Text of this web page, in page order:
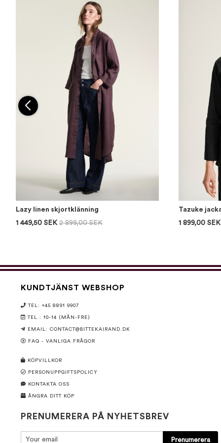
Lazy linen skjortklänning
1 449,50 SEK 2 899,00 SEK
Tazuke
1 899,00 SEK
KUNDTJÄNST WEBSHOP
TEL: +45 8891 9907
TEL.: 10-14 (MÅN-FRE)
EMAIL: CONTACT@BITTEKAIRAND.DK
FAQ - VANLIGA FRÅGOR
KÖPVILLKOR
PERSONUPPGIFTSPOLICY
KONTAKTA OSS
ÅNGRA DITT KÖP
PRENUMERERA PÅ NYHETSBREV
Prenumerera